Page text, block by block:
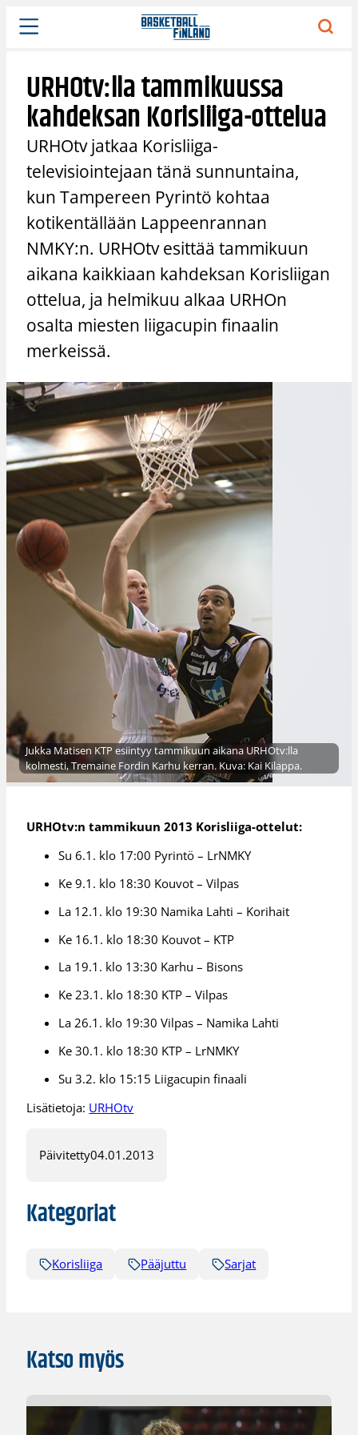
Siirry
sisältöön
URHOtv:lla tammikuussa
kahdeksan Korisliiga-ottelua
URHOtv jatkaa Korisliiga-
televisiointejaan tänä sunnuntaina,
kun Tampereen Pyrintö kohtaa
kotikentällään Lappeenrannan
NMKY:n. URHOtv esittää tammikuun
aikana kaikkiaan kahdeksan Korisliigan
ottelua, ja helmikuu alkaa URHOn
osalta miesten liigacupin finaalin
merkeissä.
Jukka Matisen KTP esiintyy tammikuun aikana URHOtv:lla
kolmesti, Tremaine Fordin Karhu kerran. Kuva: Kai Kilappa.
URHOtv:n tammikuun 2013 Korisliiga-ottelut:
Su 6.1. klo 17:00 Pyrintö – LrNMKY
Ke 9.1. klo 18:30 Kouvot – Vilpas
La 12.1. klo 19:30 Namika Lahti – Korihait
Ke 16.1. klo 18:30 Kouvot – KTP
La 19.1. klo 13:30 Karhu – Bisons
Ke 23.1. klo 18:30 KTP – Vilpas
La 26.1. klo 19:30 Vilpas – Namika Lahti
Ke 30.1. klo 18:30 KTP – LrNMKY
Su 3.2. klo 15:15 Liigacupin finaali
Lisätietoja: URHOtv
Päivitetty04.01.2013
Kategoriat
Korisliiga Pääjuttu Sarjat
Katso myös